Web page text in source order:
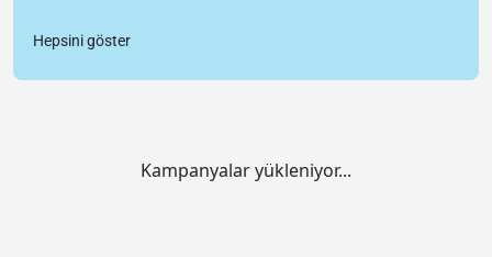
Hepsini göster
Kampanyalar yükleniyor...